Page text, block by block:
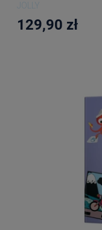
JOLLY
129,90 zł